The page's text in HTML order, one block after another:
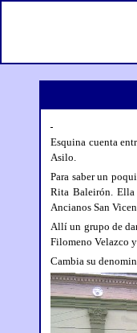
Esquina cuenta
Asilo.
Para saber un
Rita Baleirón. Ella
Ancianos San
Allí un grupo de
Filomeno Velazco
Cambia su